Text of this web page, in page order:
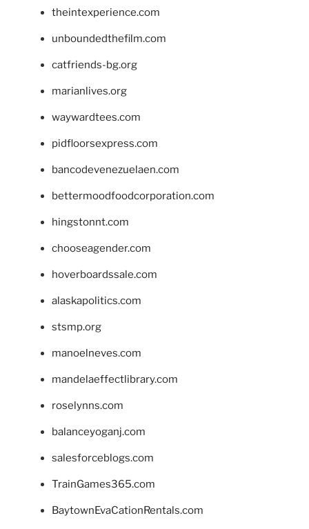
theintexperience.com
unboundedthefilm.com
catfriends-bg.org
marianlives.org
waywardtees.com
pidfloorsexpress.com
bancodevenezuelaen.com
bettermoodfoodcorporation.com
hingstonnt.com
chooseagender.com
hoverboardssale.com
alaskapolitics.com
stsmp.org
manoelneves.com
mandelaeffectlibrary.com
roselynns.com
balanceyoganj.com
salesforceblogs.com
TrainGames365.com
BaytownEvaCationRentals.com